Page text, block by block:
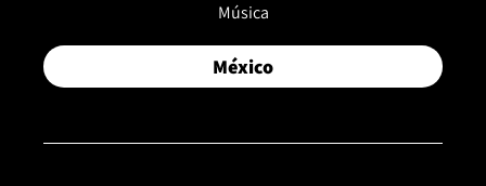
Música
México